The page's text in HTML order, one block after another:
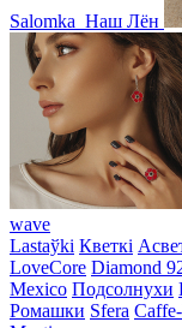
Salomka Наш Лён
wave
Lastaўki Кветкі
LoveCore Diamond
Mexico Подсолнухи
Ромашки Sfera